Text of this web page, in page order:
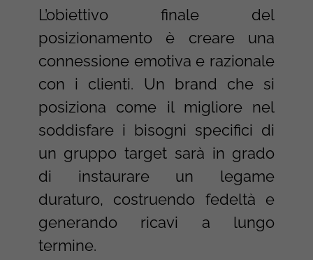
L’obiettivo finale del
posizionamento è creare una
connessione emotiva e razionale
con i clienti. Un brand che si
posiziona come il migliore nel
soddisfare i bisogni specifici di
un gruppo target sarà in grado
di instaurare un legame
duraturo, costruendo fedeltà e
generando ricavi a lungo
termine.